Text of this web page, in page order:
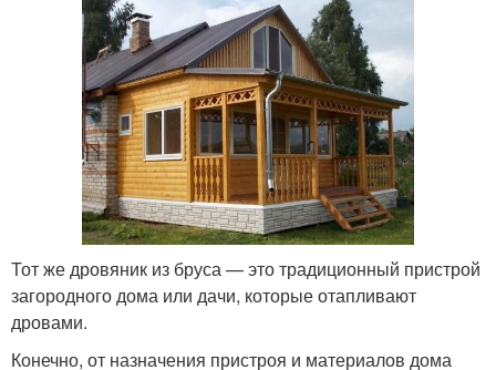
Тот же дровяник из бруса — это традиционный пристрой
загородного дома или дачи, которые отапливают
дровами.
Конечно, от назначения пристроя и материалов дома